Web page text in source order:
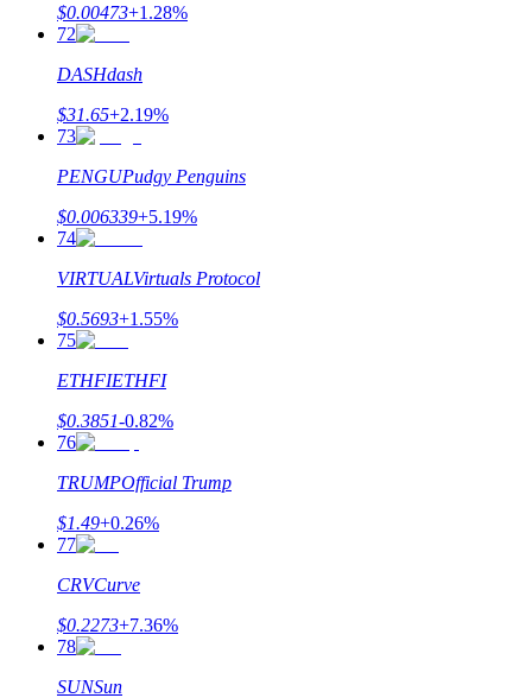
$0.00473+1.28%
72
DASHdash
$31.65+2.19%
73
PENGUPudgy Penguins
$0.006339+5.19%
74
VIRTUALVirtuals Protocol
$0.5693+1.55%
75
ETHFIETHFI
$0.3851-0.82%
76
TRUMPOfficial Trump
$1.49+0.26%
77
CRVCurve
$0.2273+7.36%
78
SUNSun